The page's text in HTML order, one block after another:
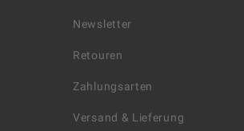
Newsletter
Retouren
Zahlungsarten
Versand & Lieferung